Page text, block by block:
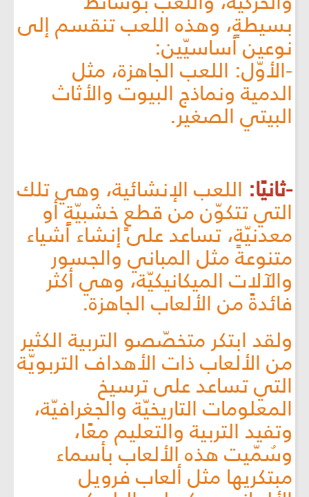
بسيطةٍ، وهذه اللعب تنقسم إلى
نوعين أساسيّين:
-الأوّل: اللعب الجاهزة، مثل
الدمية ونماذج البيوت والأثاث
البيتي الصغير.
-ثانيًا: اللعب الإنشائية، وهي تلك
التي تتكوّن من قطعٍ خشبيّةٍ أو
معدنيّةٍ، تساعد على إنشاء أشياء
متنوعة مثل المباني والجسور
والآلات الميكانيكيّة، وهي أكثر
فائدةً من الألعاب الجاهزة.
ولقد ابتكر متخصّصو التربية الكثير
من الألعاب ذات الأهداف التربويّة
التي تساعد على ترسيخ
المعلومات التاريخيّة والجغرافيّة،
وتفيد التربية والتعليم معًا،
وسُمّيت هذه الألعاب بأسماء
مبتكريها مثل ألعاب فرويل